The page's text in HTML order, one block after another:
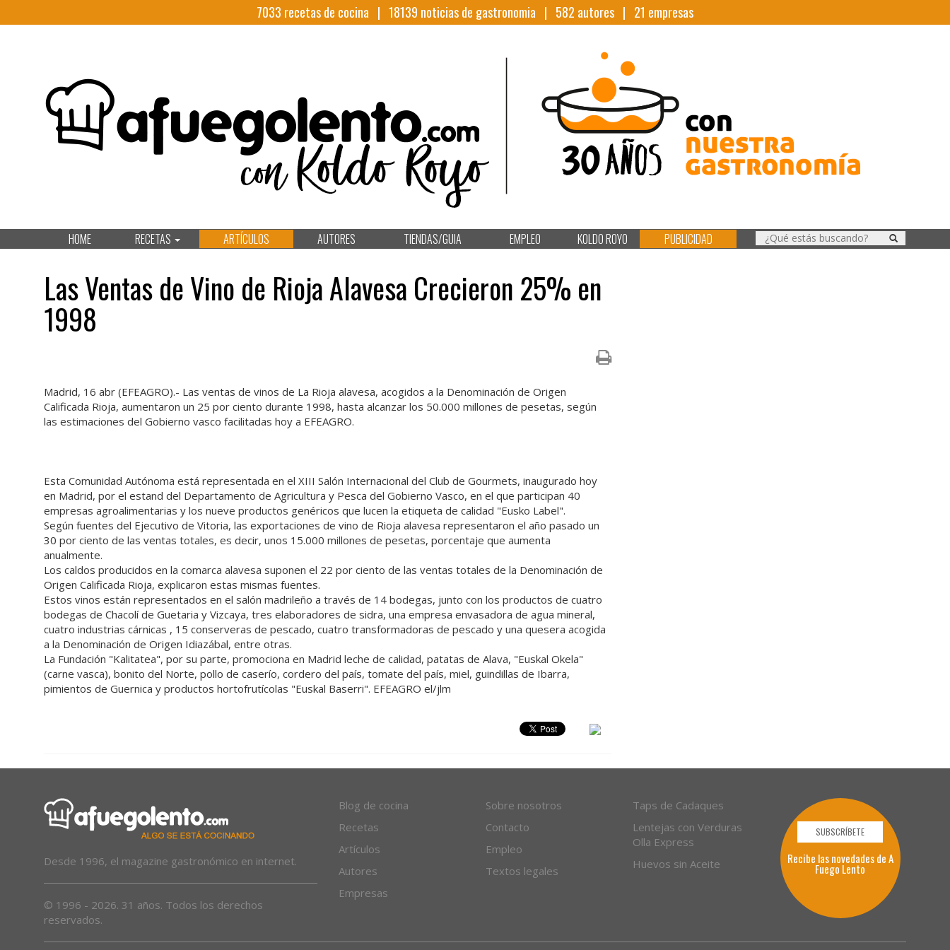
7033 recetas de cocina | 18139 noticias de gastronomia | 582 autores | 21 empresas
HOME RECETAS ARTÍCULOS AUTORES TIENDAS/GUIA EMPLEO KOLDO ROYO PUBLICIDAD
Las Ventas de Vino de Rioja Alavesa Crecieron 25% en
1998
Madrid, 16 abr (EFEAGRO).- Las ventas de vinos de La Rioja alavesa, acogidos a la Denominación de Origen
Calificada Rioja, aumentaron un 25 por ciento durante 1998, hasta alcanzar los 50.000 millones de pesetas, según
las estimaciones del Gobierno vasco facilitadas hoy a EFEAGRO.
Esta Comunidad Autónoma está representada en el XIII Salón Internacional del Club de Gourmets, inaugurado hoy
en Madrid, por el estand del Departamento de Agricultura y Pesca del Gobierno Vasco, en el que participan 40
empresas agroalimentarias y los nueve productos genéricos que lucen la etiqueta de calidad "Eusko Label".
Según fuentes del Ejecutivo de Vitoria, las exportaciones de vino de Rioja alavesa representaron el año pasado un
30 por ciento de las ventas totales, es decir, unos 15.000 millones de pesetas, porcentaje que aumenta
anualmente.
Los caldos producidos en la comarca alavesa suponen el 22 por ciento de las ventas totales de la Denominación de
Origen Calificada Rioja, explicaron estas mismas fuentes.
Estos vinos están representados en el salón madrileño a través de 14 bodegas, junto con los productos de cuatro
bodegas de Chacolí de Guetaria y Vizcaya, tres elaboradores de sidra, una empresa envasadora de agua mineral,
cuatro industrias cárnicas , 15 conserveras de pescado, cuatro transformadoras de pescado y una quesera acogida
a la Denominación de Origen Idiazábal, entre otras.
La Fundación "Kalitatea", por su parte, promociona en Madrid leche de calidad, patatas de Alava, "Euskal Okela"
(carne vasca), bonito del Norte, pollo de caserío, cordero del país, tomate del país, miel, guindillas de Ibarra,
pimientos de Guernica y productos hortofrutícolas "Euskal Baserri". EFEAGRO el/jlm
Desde 1996, el magazine gastronómico en internet.
© 1996 - 2026. 31 años. Todos los derechos
reservados.
Blog de cocina
Recetas
Artículos
Autores
Empresas
Sobre nosotros
Contacto
Empleo
Textos legales
Taps de Cadaques
Lentejas con Verduras
Olla Express
Huevos sin Aceite
SUBSCRÍBETE
Recibe las novedades de A
Fuego Lento